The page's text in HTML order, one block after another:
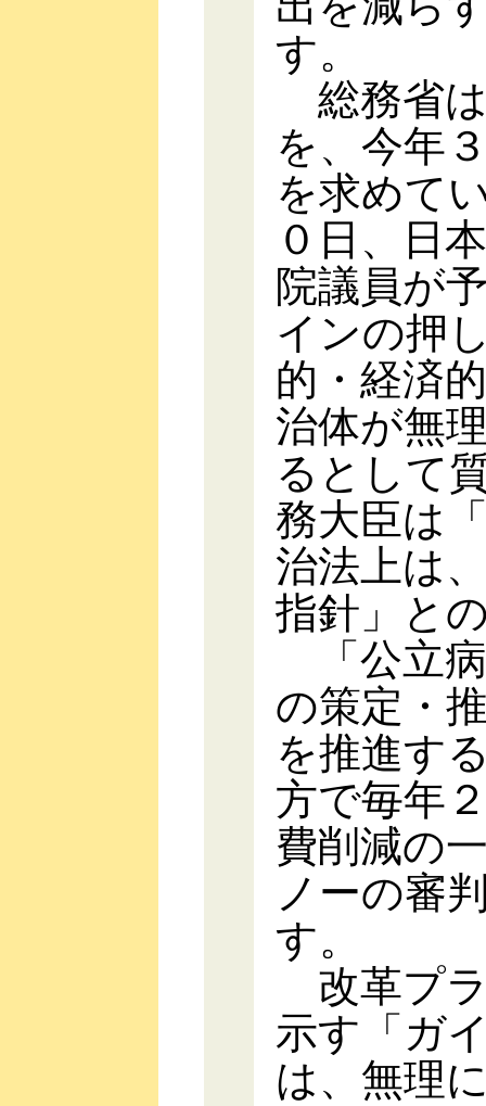
す。
総務省
を、今年
を求めて
０日、日
院議員が
インの押
的・経済
治体が無
るとして
務大臣は
治法上は
指針」と
「公立
の策定・
を推進す
方で毎年
費削減の
ノーの審
す。
改革プ
示す「ガ
は、無理